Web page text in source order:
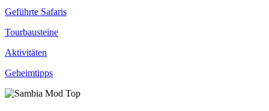
Geführte Safaris
Tourbausteine
Aktivitäten
Geheimtipps